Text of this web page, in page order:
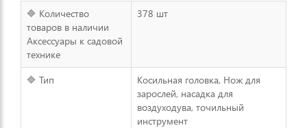
🔷 Количество
товаров в наличии
Аксессуары к садовой
технике
378 шт
🔷 Тип
Косильная головка, Нож для
зарослей, насадка для
воздуходува, точильный
инструмент